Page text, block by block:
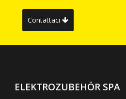
Contattaci
ELEKTROZUBEHÖR SPA